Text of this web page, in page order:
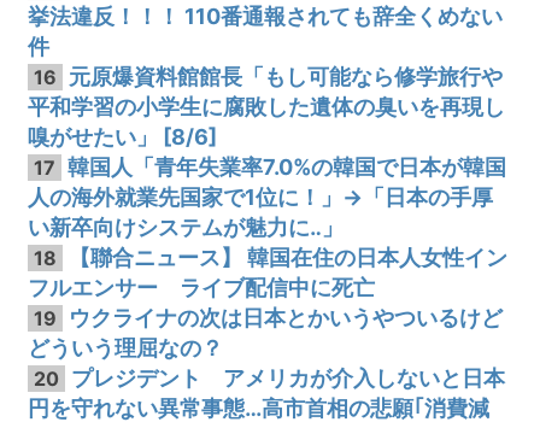
挙法違反！！！ 110番通報されても辞全くめない
件
16 元原爆資料館館長「もし可能なら修学旅行や
平和学習の小学生に腐敗した遺体の臭いを再現し
嗅がせたい」 [8/6]
17 韓国人「青年失業率7.0%の韓国で日本が韓国
人の海外就業先国家で1位に！」→「日本の手厚
い新卒向けシステムが魅力に‥」
18
【聯合ニュース】 韓国在住の日本人女性イン
フルエンサー ライブ配信中に死亡
19
ウクライナの次は日本とかいうやついるけど
どういう理屈なの？
20 プレジデント アメリカが介入しないと日本
円を守れない異常事態…高市首相の悲願｢消費減